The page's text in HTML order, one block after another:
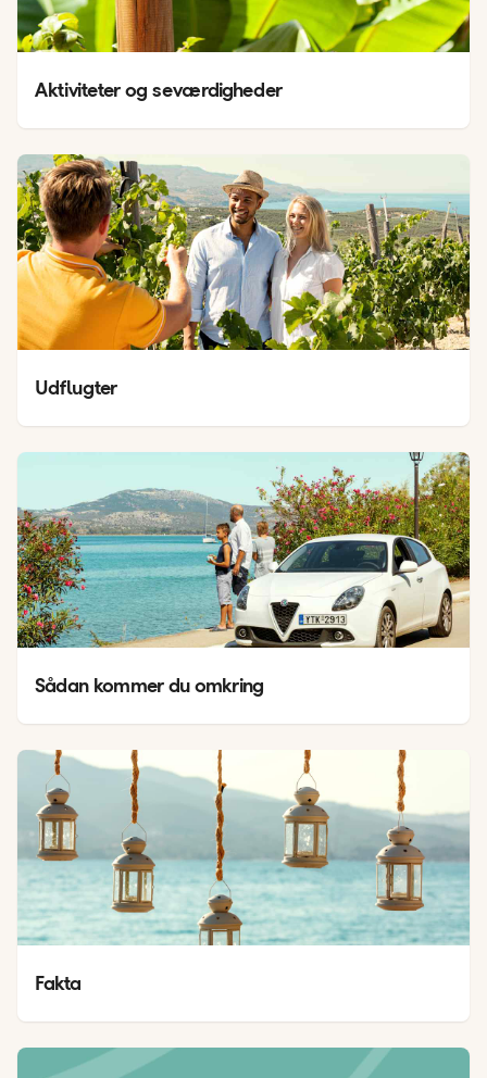
Aktiviteter og seværdigheder
Udflugter
Sådan kommer du omkring
Fakta